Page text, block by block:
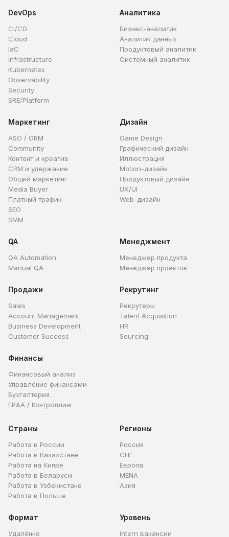
DevOps
CI/CD
Cloud
IaC
Infrastructure
Kubernetes
Observability
Security
SRE/Platform
Аналитика
Бизнес-аналитик
Аналитик данных
Продуктовый аналитик
Системный аналитик
Маркетинг
ASO / ORM
Community
Контент и креатив
CRM и удержание
Общий маркетинг
Media Buyer
Платный трафик
SEO
SMM
Дизайн
Game Design
Графический дизайн
Иллюстрация
Motion-дизайн
Продуктовый дизайн
UX/UI
Web-дизайн
QA
QA Automation
Manual QA
Менеджмент
Менеджер продукта
Менеджер проектов
Продажи
Sales
Account Management
Business Development
Customer Success
Рекрутинг
Рекрутеры
Talent Acquisition
HR
Sourcing
Финансы
Финансовый анализ
Управление финансами
Бухгалтерия
FP&A / Контроллинг
Страны
Работа в России
Работа в Казахстане
Работа на Кипре
Работа в Беларуси
Работа в Узбекистане
Работа в Польше
Регионы
Россия
СНГ
Европа
MENA
Азия
Формат
Удалённо
Уровень
intern вакансии